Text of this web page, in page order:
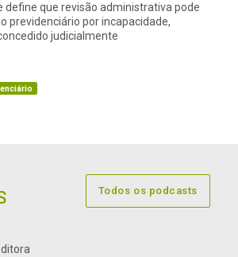
define que revisão administrativa pode
previdenciário por incapacidade,
judicialmente
Todos os podcasts